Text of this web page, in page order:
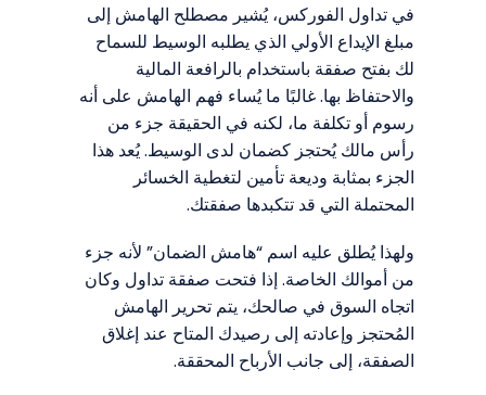
في تداول الفوركس، يُشير مصطلح الهامش إلى
مبلغ الإيداع الأولي الذي يطلبه الوسيط للسماح
لك بفتح صفقة باستخدام بالرافعة المالية
والاحتفاظ بها. غالبًا ما يُساء فهم الهامش على أنه
رسوم أو تكلفة ما، لكنه في الحقيقة جزء من
رأس مالك يُحتجز كضمان لدى الوسيط. يُعد هذا
الجزء بمثابة وديعة تأمين لتغطية الخسائر
المحتملة التي قد تتكبدها صفقتك.
ولهذا يُطلق عليه اسم “هامش الضمان” لأنه جزء
من أموالك الخاصة. إذا فتحت صفقة تداول وكان
اتجاه السوق في صالحك، يتم تحرير الهامش
المُحتجز وإعادته إلى رصيدك المتاح عند إغلاق
الصفقة، إلى جانب الأرباح المحققة.